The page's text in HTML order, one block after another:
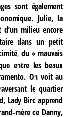
sont également
Julie, la
milieu encore
dans un petit
du « mauvais
entre les beaux
On voit au
le quartier
Lady Bird apprend
mère de Danny,